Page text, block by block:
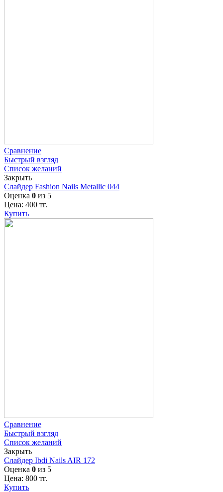
Сравнение
Быстрый взгляд
Список желаний
Закрыть
Слайдер Fashion Nails Metallic 044
Оценка 0 из 5
Цена: 400 тг.
Купить
Сравнение
Быстрый взгляд
Список желаний
Закрыть
Слайдер Ibdi Nails AIR 172
Оценка 0 из 5
Цена: 800 тг.
Купить